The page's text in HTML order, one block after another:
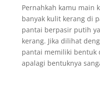
Pernahkah kamu main
banyak kulit kerang di
pantai berpasir putih
kerang. Jika dilihat
pantai memiliki bentuk
apalagi bentuknya